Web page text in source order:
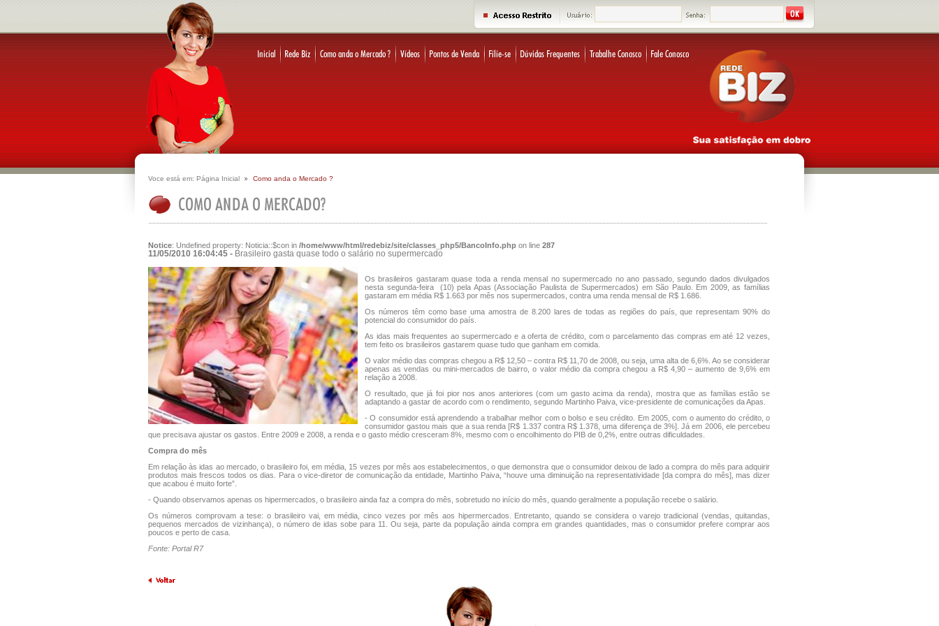
Voce está em: Página Inicial Como anda o Mercado ?
Notice: Undefined property: Noticia::$con in /home/www/html/redebiz/site/classes_php5/BancoInfo.php on line 287
11/05/2010 16:04:45 - Brasileiro gasta quase todo o salário no supermercado
Os brasileiros gastaram quase toda a renda mensal no supermercado no ano passado, segundo dados divulgados
nesta segunda-feira (10) pela Apas (Associação Paulista de Supermercados) em São Paulo. Em 2009, as famílias
gastaram em média R$ 1.663 por mês nos supermercados, contra uma renda mensal de R$ 1.686.
Os números têm como base uma amostra de 8.200 lares de todas as regiões do país, que representam 90% do
potencial do consumidor do país.
As idas mais frequentes ao supermercado e a oferta de crédito, com o parcelamento das compras em até 12 vezes,
tem feito os brasileiros gastarem quase tudo que ganham em comida.
O valor médio das compras chegou a R$ 12,50 – contra R$ 11,70 de 2008, ou seja, uma alta de 6,6%. Ao se considerar
apenas as vendas ou mini-mercados de bairro, o valor médio da compra chegou a R$ 4,90 – aumento de 9,6% em
relação a 2008.
O resultado, que já foi pior nos anos anteriores (com um gasto acima da renda), mostra que as famílias estão se
adaptando a gastar de acordo com o rendimento, segundo Martinho Paiva, vice-presidente de comunicações da Apas.
- O consumidor está aprendendo a trabalhar melhor com o bolso e seu crédito. Em 2005, com o aumento do crédito, o
consumidor gastou mais que a sua renda [R$ 1.337 contra R$ 1.378, uma diferença de 3%]. Já em 2006, ele percebeu
que precisava ajustar os gastos. Entre 2009 e 2008, a renda e o gasto médio cresceram 8%, mesmo com o encolhimento do PIB de 0,2%, entre outras dificuldades.
Compra do mês
Em relação às idas ao mercado, o brasileiro foi, em média, 15 vezes por mês aos estabelecimentos, o que demonstra que o consumidor deixou de lado a compra do mês para adquirir
produtos mais frescos todos os dias. Para o vice-diretor de comunicação da entidade, Martinho Paiva, “houve uma diminuição na representatividade [da compra do mês], mas dizer
que acabou é muito forte”.
- Quando observamos apenas os hipermercados, o brasileiro ainda faz a compra do mês, sobretudo no início do mês, quando geralmente a população recebe o salário.
Os números comprovam a tese: o brasileiro vai, em média, cinco vezes por mês aos hipermercados. Entretanto, quando se considera o varejo tradicional (vendas, quitandas,
pequenos mercados de vizinhança), o número de idas sobe para 11. Ou seja, parte da população ainda compra em grandes quantidades, mas o consumidor prefere comprar aos
poucos e perto de casa.
Fonte: Portal R7